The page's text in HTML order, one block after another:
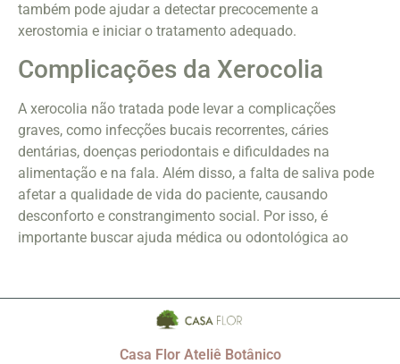
também pode ajudar a detectar precocemente a
xerostomia e iniciar o tratamento adequado.
Complicações da Xerocolia
A xerocolia não tratada pode levar a complicações
graves, como infecções bucais recorrentes, cáries
dentárias, doenças periodontais e dificuldades na
alimentação e na fala. Além disso, a falta de saliva pode
afetar a qualidade de vida do paciente, causando
desconforto e constrangimento social. Por isso, é
importante buscar ajuda médica ou odontológica ao
Casa Flor Ateliê Botânico